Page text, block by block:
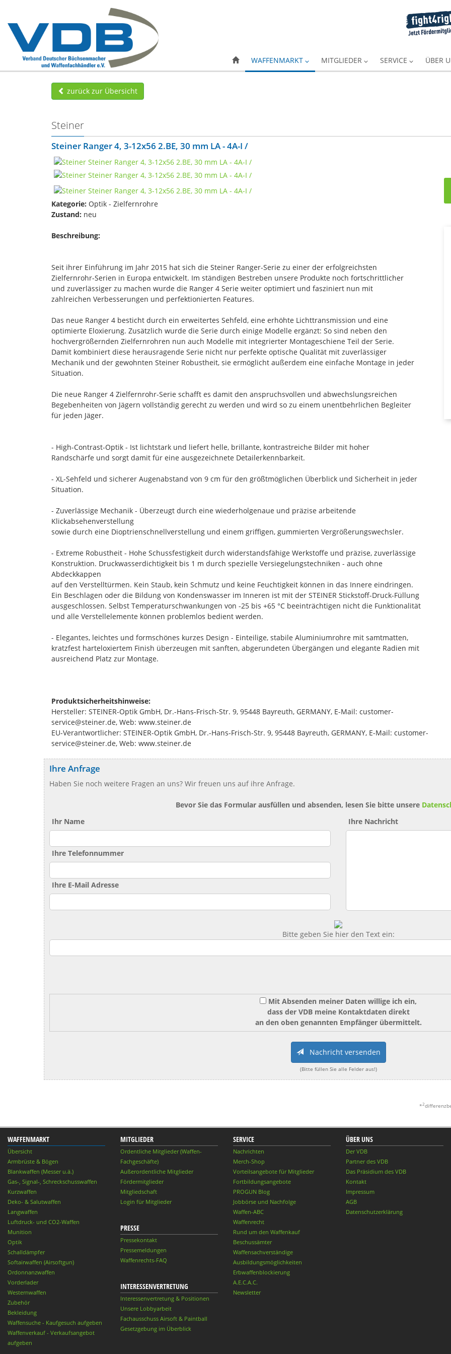
WAFFENMARKT MITGLIEDER SERVICE ÜBER
zurück zur Übersicht
Steiner
Steiner Ranger 4, 3-12x56 2.BE, 30 mm LA - 4A-I /
Kategorie: Optik - Zielfernrohre
Zustand: neu
Beschreibung:
Seit ihrer Einführung im Jahr 2015 hat sich die Steiner Ranger-Serie zu einer der erfolgreichsten
Zielfernrohr-Serien in Europa entwickelt. Im ständigen Bestreben unsere Produkte noch fortschrittlicher
und zuverlässiger zu machen wurde die Ranger 4 Serie weiter optimiert und fasziniert nun mit
zahlreichen Verbesserungen und perfektionierten Features.
Das neue Ranger 4 besticht durch ein erweitertes Sehfeld, eine erhöhte Lichttransmission und eine
optimierte Eloxierung. Zusätzlich wurde die Serie durch einige Modelle ergänzt: So sind neben den
hochvergrößernden Zielfernrohren nun auch Modelle mit integrierter Montageschiene Teil der Serie.
Damit kombiniert diese herausragende Serie nicht nur perfekte optische Qualität mit zuverlässiger
Mechanik und der gewohnten Steiner Robustheit, sie ermöglicht außerdem eine einfache Montage in jeder
Situation.
Die neue Ranger 4 Zielfernrohr-Serie schafft es damit den anspruchsvollen und abwechslungsreichen
Begebenheiten von Jägern vollständig gerecht zu werden und wird so zu einem unentbehrlichen Begleiter
für jeden Jäger.
- High-Contrast-Optik - Ist lichtstark und liefert helle, brillante, kontrastreiche Bilder mit hoher
Randschärfe und sorgt damit für eine ausgezeichnete Detailerkennbarkeit.
- XL-Sehfeld und sicherer Augenabstand von 9 cm für den größtmöglichen Überblick und Sicherheit in jeder
Situation.
- Zuverlässige Mechanik - Überzeugt durch eine wiederholgenaue und präzise arbeitende
Klickabsehenverstellung
sowie durch eine Dioptrienschnellverstellung und einem griffigen, gummierten Vergrößerungswechsler.
- Extreme Robustheit - Hohe Schussfestigkeit durch widerstandsfähige Werkstoffe und präzise, zuverlässige
Konstruktion. Druckwasserdichtigkeit bis 1 m durch spezielle Versiegelungstechniken - auch ohne
Abdeckkappen
auf den Verstelltürmen. Kein Staub, kein Schmutz und keine Feuchtigkeit können in das Innere eindringen.
Ein Beschlagen oder die Bildung von Kondenswasser im Inneren ist mit der STEINER Stickstoff-Druck-Füllung
ausgeschlossen. Selbst Temperaturschwankungen von -25 bis +65 °C beeinträchtigen nicht die Funktionalität
und alle Verstellelemente können problemlos bedient werden.
- Elegantes, leichtes und formschönes kurzes Design - Einteilige, stabile Aluminiumrohre mit samtmatten,
kratzfest harteloxiertem Finish überzeugen mit sanften, abgerundeten Übergängen und elegante Radien mit
ausreichend Platz zur Montage.
Produktsicherheitshinweise:
Hersteller: STEINER-Optik GmbH, Dr.-Hans-Frisch-Str. 9, 95448 Bayreuth, GERMANY, E-Mail: customer-
service@steiner.de, Web: www.steiner.de
EU-Verantwortlicher: STEINER-Optik GmbH, Dr.-Hans-Frisch-Str. 9, 95448 Bayreuth, GERMANY, E-Mail: customer-
service@steiner.de, Web: www.steiner.de
Ihre Anfrage
Haben Sie noch weitere Fragen an uns? Wir freuen uns auf ihre Anfrage.
Bevor Sie das Formular ausfüllen und absenden, lesen Sie bitte unsere
Ihr Name
Ihre Telefonnummer
Ihre E-Mail Adresse
Ihre Nachricht
Bitte geben Sie hier den Text ein:
Mit Absenden meiner Daten willige ich ein,
dass der VDB meine Kontaktdaten direkt
an den oben genannten Empfänger übermittelt.
Nachricht versenden
(Bitte füllen Sie alle Felder aus!)
*2
WAFFENMARKT
Übersicht
Armbrüste & Bögen
Blankwaffen (Messer u.ä.)
Gas-, Signal-, Schreckschusswaffen
Kurzwaffen
Deko- & Salutwaffen
Langwaffen
Luftdruck- und CO2-Waffen
Munition
Optik
Schalldämpfer
Softairwaffen (Airsoftgun)
Ordonnanzwaffen
Vorderlader
Westernwaffen
Zubehör
Bekleidung
Waffensuche - Kaufgesuch aufgeben
Waffenverkauf - Verkaufsangebot
aufgeben
MITGLIEDER
Ordentliche Mitglieder (Waffen-
Fachgeschäfte)
Außerordentliche Mitglieder
Fördermitglieder
Mitgliedschaft
Login für Mitglieder
PRESSE
Pressekontakt
Pressemeldungen
Waffenrechts-FAQ
INTERESSENVERTRETUNG
Interessenvertretung & Positionen
Unsere Lobbyarbeit
Fachausschuss Airsoft & Paintball
Gesetzgebung im Überblick
SERVICE
Nachrichten
Merch-Shop
Vorteilsangebote für Mitglieder
Fortbildungsangebote
PROGUN Blog
Jobbörse und Nachfolge
Waffen-ABC
Waffenrecht
Rund um den Waffenkauf
Beschussämter
Waffensachverständige
Ausbildungsmöglichkeiten
Erbwaffenblockierung
A.E.C.A.C.
Newsletter
ÜBER UNS
Der VDB
Partner des VDB
Das Präsidium des VDB
Kontakt
Impressum
AGB
Datenschutzerklärung